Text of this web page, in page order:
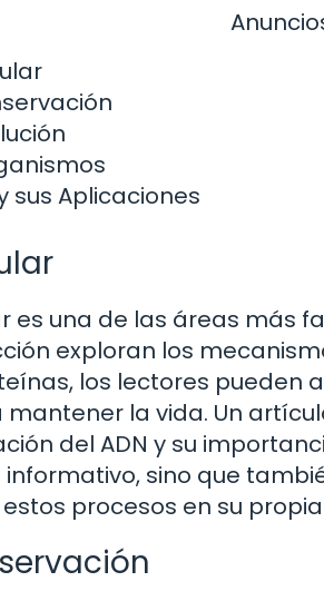
sus Aplicaciones
es una de las áreas más
exploran los
los lectores
la vida. Un
del ADN y su
sino que
procesos en su